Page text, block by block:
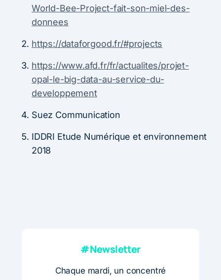
World-Bee-Project-fait-son-miel-des-
donnees
https://dataforgood.fr/#projects
https://www.afd.fr/fr/actualites/projet-
opal-le-big-data-au-service-du-
developpement
Suez Communication
IDDRI Etude Numérique et environnement
2018
#Newsletter
Chaque mardi, un concentré